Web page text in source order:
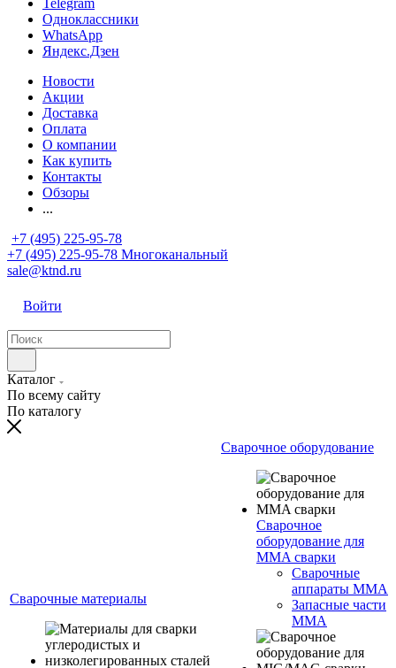
Telegram
Одноклассники
WhatsApp
Яндекс.Дзен
Новости
Акции
Доставка
Оплата
О компании
Как купить
Контакты
Обзоры
...
+7 (495) 225-95-78
+7 (495) 225-95-78 Многоканальный
sale@ktnd.ru
Войти
Каталог
По всему сайту
По каталогу
Сварочные материалы
Сварочное оборудование
Сварочное
оборудование для
MMA сварки
Сварочные
аппараты MMA
Запасные части
MMA